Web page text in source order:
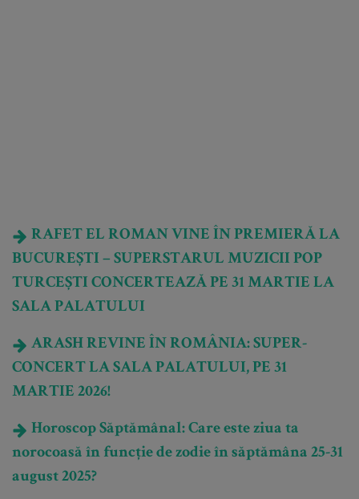
RAFET EL ROMAN VINE ÎN PREMIERĂ LA
BUCUREȘTI – SUPERSTARUL MUZICII POP
TURCEȘTI CONCERTEAZĂ PE 31 MARTIE LA
SALA PALATULUI
ARASH REVINE ÎN ROMÂNIA: SUPER-
CONCERT LA SALA PALATULUI, PE 31
MARTIE 2026!
Horoscop Săptămânal: Care este ziua ta
norocoasă în funcție de zodie în săptămâna 25-31
august 2025?